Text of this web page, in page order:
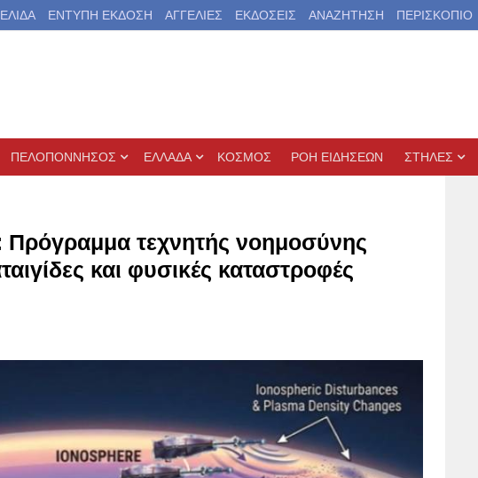
ΕΝΤΥΠΗ ΕΚΔΟΣΗ ΑΓΓΕΛΙΕΣ ΕΚΔΟΣΕΙΣ ΑΝΑΖΗΤΗΣΗ ΠΕΡΙΣΚΟΠΙΟ
ΠΕΛΟΠΟΝΝΗΣΟΣ ΕΛΛΑΔΑ ΚΟΣΜΟΣ ΡΟΗ ΕΙΔΗΣΕΩΝ ΣΤΗΛΕΣ
Πρόγραμμα τεχνητής νοημοσύνης
και φυσικές καταστροφές